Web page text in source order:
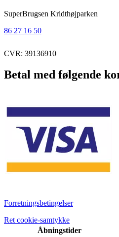
SuperBrugsen Kridthøjparken
86 27 16 50
CVR: 39136910
Betal med følgende
Forretningsbetingelser
Ret cookie-samtykke
Åbningstider